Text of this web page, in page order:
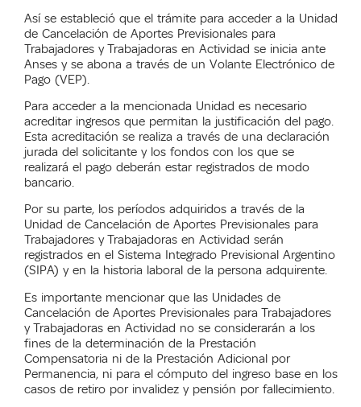
Así se estableció que el trámite para acceder a la Unidad
de Cancelación de Aportes Previsionales para
Trabajadores y Trabajadoras en Actividad se inicia ante
Anses y se abona a través de un Volante Electrónico de
Pago (VEP).
Para acceder a la mencionada Unidad es necesario
acreditar ingresos que permitan la justificación del pago.
Esta acreditación se realiza a través de una declaración
jurada del solicitante y los fondos con los que se
realizará el pago deberán estar registrados de modo
bancario.
Por su parte, los períodos adquiridos a través de la
Unidad de Cancelación de Aportes Previsionales para
Trabajadores y Trabajadoras en Actividad serán
registrados en el Sistema Integrado Previsional Argentino
(SIPA) y en la historia laboral de la persona adquirente.
Es importante mencionar que las Unidades de
Cancelación de Aportes Previsionales para Trabajadores
y Trabajadoras en Actividad no se considerarán a los
fines de la determinación de la Prestación
Compensatoria ni de la Prestación Adicional por
Permanencia, ni para el cómputo del ingreso base en los
casos de retiro por invalidez y pensión por fallecimiento.